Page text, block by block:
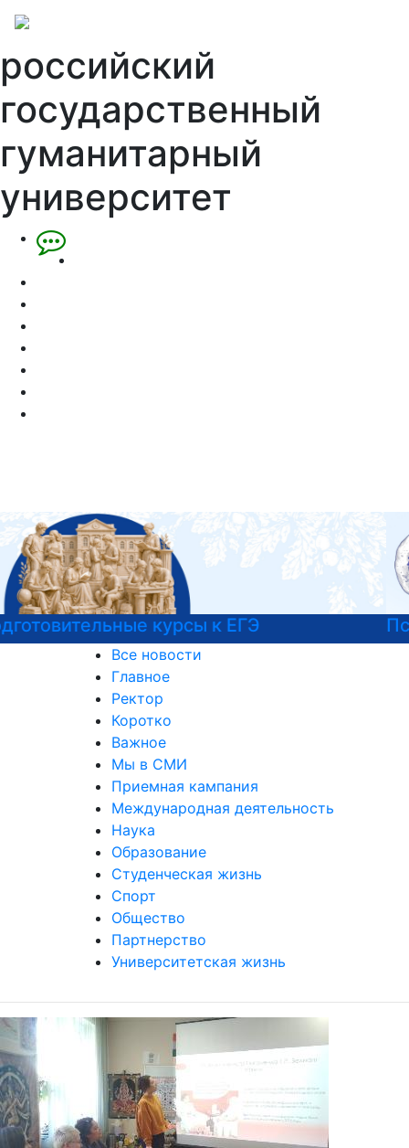
российский
государственный
гуманитарный
университет
Психологическая служба РГГУ
Все новости
Главное
Ректор
Коротко
Важное
Мы в СМИ
Приемная кампания
Международная деятельность
Наука
Образование
Студенческая жизнь
Спорт
Общество
Партнерство
Университетская жизнь